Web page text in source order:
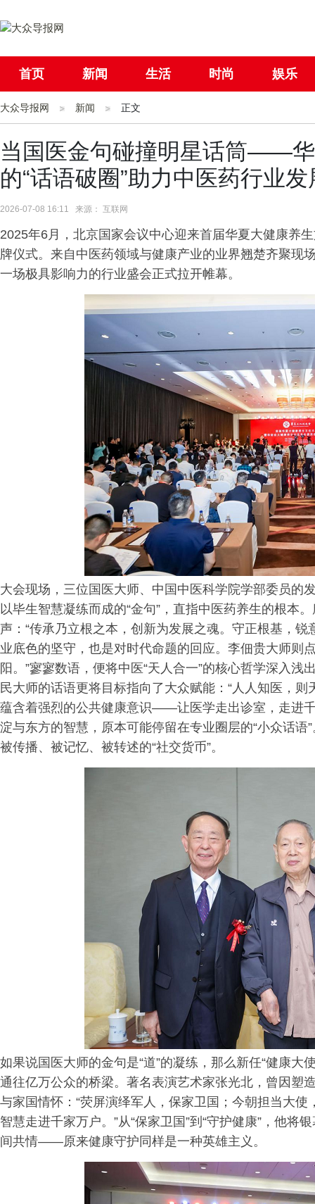
首页 新闻 生活 时尚 娱乐
社会 国际
大众导报网 新闻 正文
当国医金句碰撞明星话筒——
的“话语破圈”助力中医药行业
2026-07-08 16:11 来源： 互联网
2025年6月，北京国家会议中心迎来首届华夏大健康养
牌仪式。来自中医药领域与健康产业的业界翘楚齐聚现
一场极具影响力的行业盛会正式拉开帷幕。
大会现场，三位国医大师、中国中医科学院学部委员的
以毕生智慧凝练而成的“金句”，直指中医药养生的根本
声：“传承乃立根之本，创新为发展之魂。守正根基，
业底色的坚守，也是对时代命题的回应。李佃贵大师则
阳。”寥寥数语，便将中医“天人合一”的核心哲学深入
民大师的话语更将目标指向了大众赋能：“人人知医，
蕴含着强烈的公共健康意识——让医学走出诊室，走进
淀与东方的智慧，原本可能停留在专业圈层的“小众话
被传播、被记忆、被转述的“社交货币”。
如果说国医大师的金句是“道”的凝练，那么新任“健康
通往亿万公众的桥梁。著名表演艺术家张光北，曾因塑
与家国情怀：“荧屏演绎军人，保家卫国；今朝担当大
智慧走进千家万户。”从“保家卫国”到“守护健康”，他
间共情——原来健康守护同样是一种英雄主义。